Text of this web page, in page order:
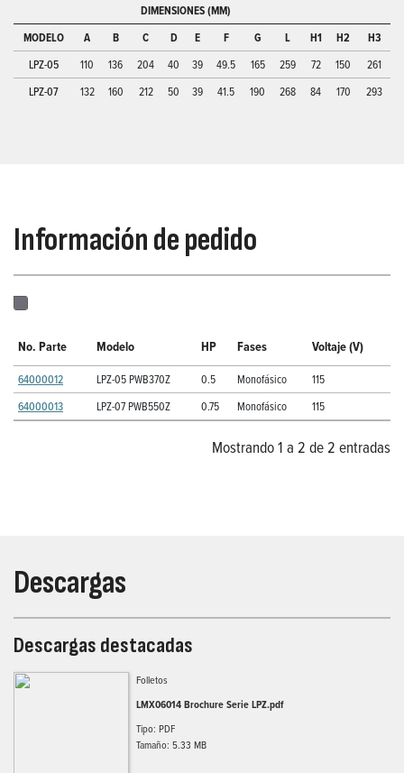
DIMENSIONES (MM)
MODELO
A B C D E F G L H1 H2 H3
LPZ-05 110 136 204 40 39 49.5 165 259 72 150
261
LPZ-07
132 160 212 50 39 41.5 190 268 84 170 293
Información de pedido
No. Parte Modelo HP Fases Voltaje (V)
64000012 LPZ-05 PWB370Z 0.5 Monofásico
115
64000013
LPZ-07 PWB550Z 0.75 Monofásico 115
Mostrando 1 a 2 de 2 entradas
Descargas
Descargas destacadas
Folletos
LMX06014 Brochure Serie LPZ.pdf
Tipo: PDF
Tamaño: 5.33 MB